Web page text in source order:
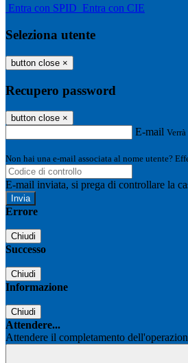
Entra con SPID Entra con CIE
Seleziona utente
button close ×
Recupero password
button close ×
E-mail
Non hai una e-mail associata al nome utente?
E-mail inviata, si prega di controllare la
Errore
Chiudi
Successo
Chiudi
Informazione
Chiudi
Attendere...
Attendere il completamento